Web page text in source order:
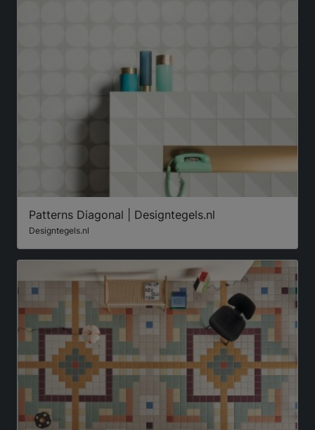
Patterns Diagonal | Designtegels.nl
Designtegels.nl